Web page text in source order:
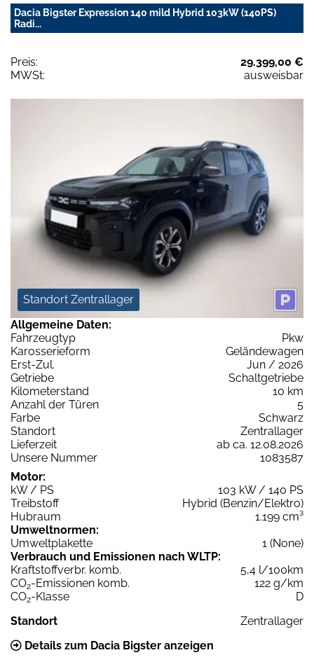
Dacia Bigster Expression 140 mild Hybrid 103kW (140PS)
Radi...
Preis:
29.399,00 €
MWSt:
ausweisbar
Standort Zentrallager
Allgemeine Daten:
Fahrzeugtyp
Pkw
Karosserieform
Geländewagen
Erst-Zul.
Jun / 2026
Getriebe
Schaltgetriebe
Kilometerstand
10 km
Anzahl der Türen
5
Farbe
Schwarz
Standort
Zentrallager
Lieferzeit
ab ca. 12.08.2026
Unsere Nummer
1083587
Motor:
kW / PS
103 kW / 140 PS
Treibstoff
Hybrid (Benzin/Elektro)
Hubraum
1.199 cm³
Umweltnormen:
Umweltplakette
1 (None)
Verbrauch und Emissionen nach WLTP:
Kraftstoffverbr. komb.
5,4 l/100km
CO2-Emissionen komb.
122 g/km
CO2-Klasse
D
Standort
Zentrallager
Details zum Dacia Bigster anzeigen